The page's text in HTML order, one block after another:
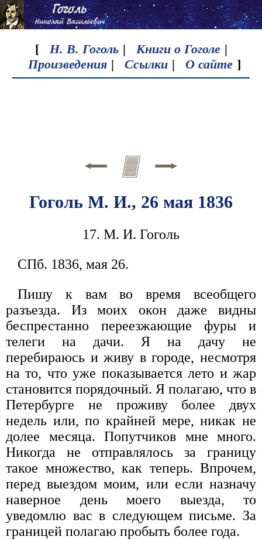
[ Н. В. Гоголь | Книги о Гоголе |
Произведения | Ссылки | О сайте ]
Гоголь М. И., 26 мая 1836
17. М. И. Гоголь
СПб. 1836, мая 26.
Пишу к вам во время всеобщего
разъезда. Из моих окон даже видны
беспрестанно переезжающие фуры и
телеги на дачи. Я на дачу не
перебираюсь и живу в городе, несмотря
на то, что уже показывается лето и жар
становится порядочный. Я полагаю, что в
Петербурге не проживу более двух
недель или, по крайней мере, никак не
долее месяца. Попутчиков мне много.
Никогда не отправлялось за границу
такое множество, как теперь. Впрочем,
перед выездом моим, или если назначу
наверное день моего выезда, то
уведомлю вас в следующем письме. За
границей полагаю пробыть более года.